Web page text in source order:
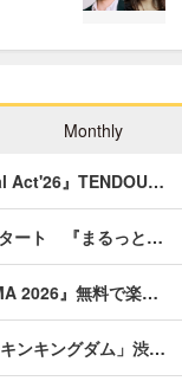
Monthly
Act'26』TENDOU…
タート 『まるっと…
2026』無料で楽…
ンキングダム」渋…